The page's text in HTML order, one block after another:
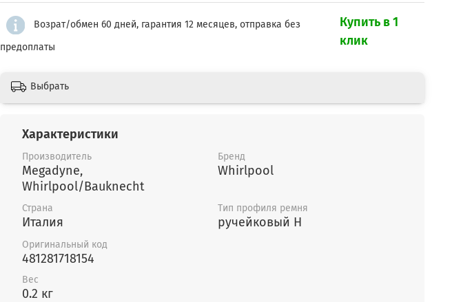
Возрат/обмен 60 дней, гарантия 12 месяцев, отправка без
предоплаты
Купить в 1
клик
Выбрать
Характеристики
Производитель
Megadyne,
Whirlpool/Bauknecht
Бренд
Whirlpool
Страна
Италия
Тип профиля ремня
ручейковый H
Оригинальный код
481281718154
Вес
0.2 кг